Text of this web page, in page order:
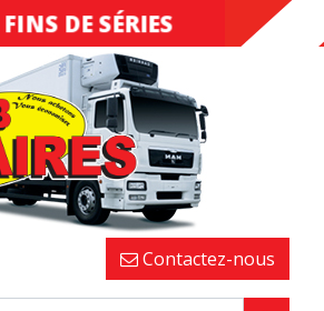
DESTOCKAGE
FINS DE SÉRIES
Contactez-nous